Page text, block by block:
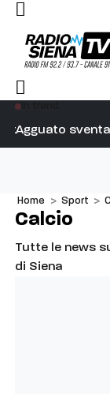
Agguato
Fabio:
Home > Sport >
Calcio
Tutte le news
di Siena